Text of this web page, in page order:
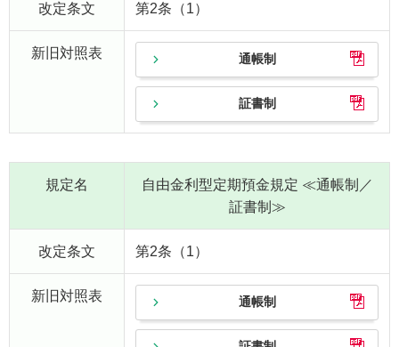
改定条文 第2条（1）
新旧対照表 通帳制
証書制
規定名
自由金利型定期預金規定 ≪通帳制／
証書制≫
改定条文 第2条（1）
新旧対照表 通帳制